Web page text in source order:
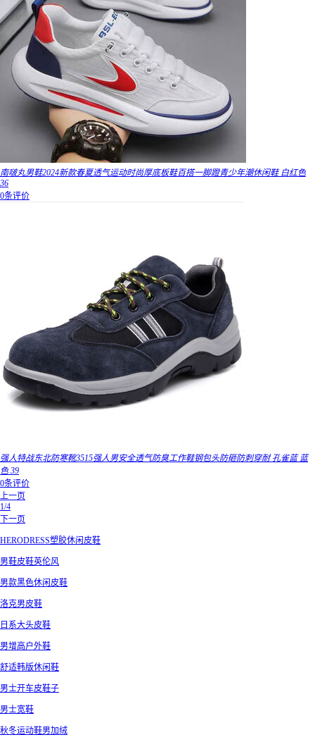
南啵丸男鞋2024新款春夏透气运动时尚厚底板鞋百搭一脚蹬青少年潮休闲鞋 白红色
36
0条评价
强人特战东北防寒靴3515强人男安全透气防臭工作鞋钢包头防砸防刺穿耐 孔雀蓝 蓝
色 39
0条评价
上一页
1/4
下一页
HERODRESS塑胶休闲皮鞋
男鞋皮鞋英伦风
男款黑色休闲皮鞋
洛克男皮鞋
日系大头皮鞋
男增高户外鞋
舒适韩版休闲鞋
男士开车皮鞋子
男士宽鞋
秋冬运动鞋男加绒